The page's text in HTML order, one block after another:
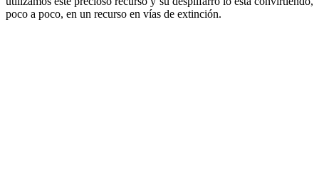
poco a poco, en un recurso en vías de extinción.